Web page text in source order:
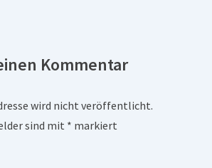
Kommentar
wird nicht veröffentlicht.
sind mit * markiert